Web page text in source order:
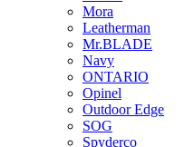
Mora
Leatherman
Mr.BLADE
Navy
ONTARIO
Opinel
Outdoor Edge
SOG
Spyderco